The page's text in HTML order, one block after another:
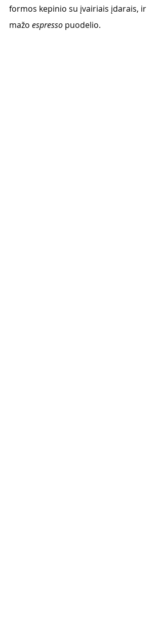
formos kepinio su įvairiais įdarais, ir
mažo espresso puodelio.